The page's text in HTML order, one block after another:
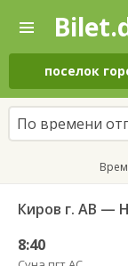
—
Поиск
и
покупка
билетов
на
автобус
онлайн
поселок
По времени
Киров г. АВ —
8:40